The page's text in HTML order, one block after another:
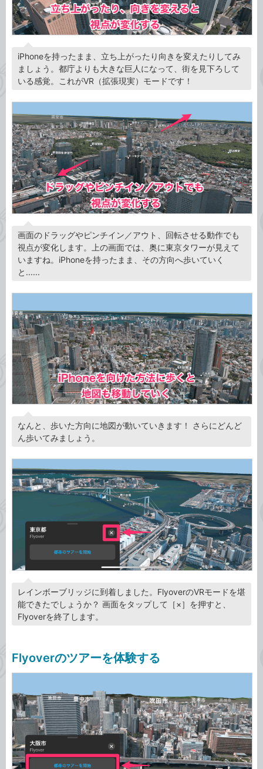
iPhoneを持ったまま、立ち上がったり向きを変えたりしてみ
ましょう。都庁よりも大きな巨人になって、街を見下ろして
いる感覚。これがVR（拡張現実）モードです！
画面のドラッグやピンチイン／アウト、回転させる動作でも
視点が変化します。上の画面では、奥に東京タワーが見えて
いますね。iPhoneを持ったまま、その方向へ歩いていく
と......
なんと、歩いた方向に地図が動いていきます！ さらにどんど
ん歩いてみましょう。
レインボーブリッジに到着しました。FlyoverのVRモードを堪
能できたでしょうか？ 画面をタップして［×］を押すと、
Flyoverを終了します。
Flyoverのツアーを体験する